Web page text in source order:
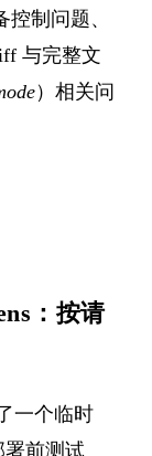
制问题、
与完整文
）相关问
：按请
一个临时
署前测试